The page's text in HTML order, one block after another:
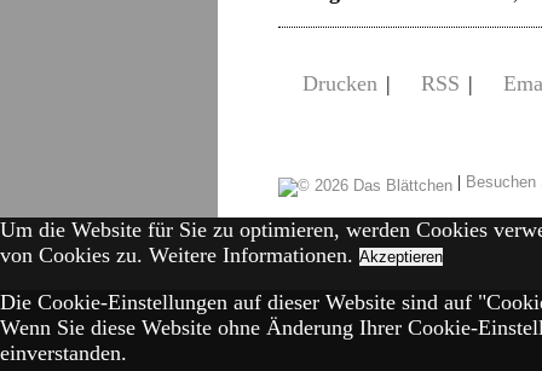
Drucken | RSS |
|
Um die Website für Sie zu optimieren, werden Cookies
von Cookies zu. Weitere Informationen. Akzeptieren
Die Cookie-Einstellungen auf dieser Website sind auf
Wenn Sie diese Website ohne Änderung Ihrer Cookie-
einverstanden.